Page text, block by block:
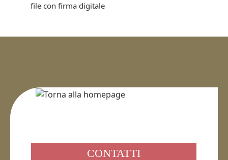
file con firma digitale
CONTATTI